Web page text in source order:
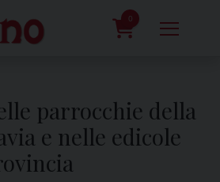
0
parrocchie della
e nelle edicole